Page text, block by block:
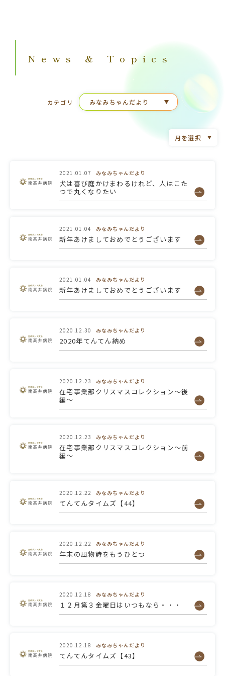
News & Topics
カテゴリ
2021.01.07 みなみちゃんだより
犬は喜び庭かけまわるけれど、人はこた
つで丸くなりたい
2021.01.04 みなみちゃんだより
新年あけましておめでとうございます
2021.01.04 みなみちゃんだより
新年あけましておめでとうございます
2020.12.30 みなみちゃんだより
2020年てんてん納め
2020.12.23 みなみちゃんだより
在宅事業部クリスマスコレクション～後
編～
2020.12.23 みなみちゃんだより
在宅事業部クリスマスコレクション～前
編～
2020.12.22 みなみちゃんだより
てんてんタイムズ【44】
2020.12.22 みなみちゃんだより
年末の風物詩をもうひとつ
2020.12.18 みなみちゃんだより
１２月第３金曜日はいつもなら・・・
2020.12.18 みなみちゃんだより
てんてんタイムズ【43】